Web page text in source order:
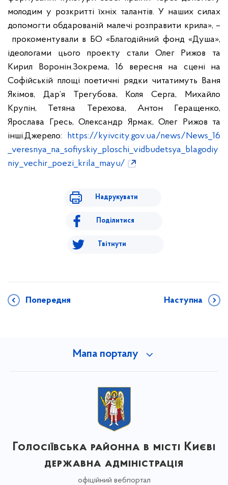
молодим у розкритті їхніх талантів. У наших силах
допомогти обдарованій малечі розправити крила», –
прокоментували в БО «Благодійний фонд «Душа»,
ідеологами цього проекту стали Олег Рижов та
Кирил Воронін.Зокрема, 16 вересня на сцені на
Софійській площі поетичні рядки читатимуть Ваня
Якімов, Дар’я Трегубова, Коля Серга, Михайло
Крупін, Тетяна Терехова, Антон Геращенко,
Ярослава Гресь, Олександр Ярмак, Олег Рижов та
інші.Джерело: https://kyivcity.gov.ua/news/News_16
_veresnya_na_sofiyskiy_ploschi_vidbudetsya_blagodiy
niy_vechir_poezi_krila_mayu/
Надрукувати
Поділитися
Твітнути
Попередня Наступна
Мапа порталу
Голосіївська районна в місті Києві
державна адміністрація
офіційний вебпортал